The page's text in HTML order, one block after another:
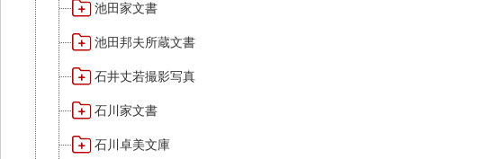
池田家文書
池田邦夫所蔵文書
石井丈若撮影写真
石川家文書
石川卓美文庫